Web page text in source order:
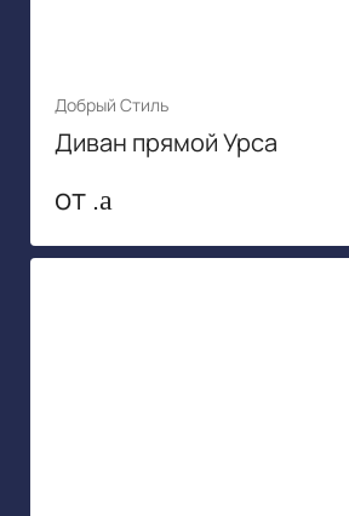
Добрый Стиль
Диван прямой Урса
от .